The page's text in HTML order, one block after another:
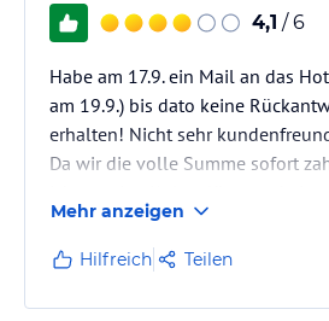
4,1 / 6
Habe am 17.9. ein Mail an das
am 19.9.) bis dato keine
erhalten! Nicht sehr
Da wir die volle Summe sofort
Mussten aufgrund von
unseres Sohnes ins Spital (mit
Sind auch schon das 2. Mal in
Mehr anzeigen
Hilfreich Teilen